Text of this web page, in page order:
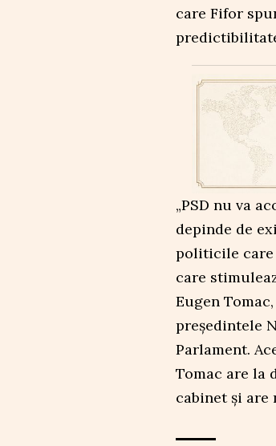
care Fifor
„PSD nu va
depinde de
politicile care
care
Eugen
președintele
Parlament.
Tomac are la
cabinet și